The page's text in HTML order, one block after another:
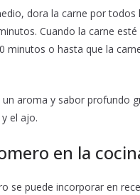
dora la carne por
Cuando la carne
o hasta que la
aroma y sabor profundo
el ajo.
en la
se puede incorporar en